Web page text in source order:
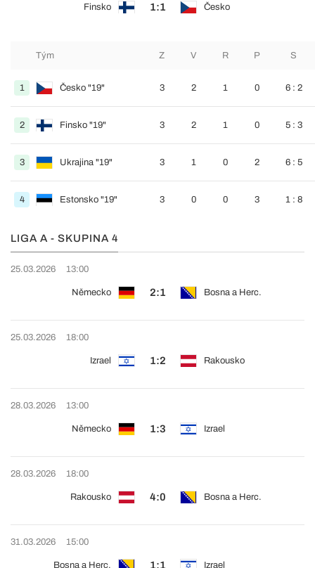
Finsko 1:1 Česko
Tým Z V R P S
1 Česko "19" 3 2 1 0 6 : 2
2 Finsko "19" 3 2 1 0 5 : 3
3 Ukrajina "19" 3 1 0 2 6 : 5
4 Estonsko "19" 3 0 0 3 1 : 8
LIGA A - SKUPINA 4
25.03.2026 13:00
Německo 2:1 Bosna a Herc.
25.03.2026 18:00
Izrael 1:2 Rakousko
28.03.2026 13:00
Německo 1:3 Izrael
28.03.2026 18:00
Rakousko 4:0 Bosna a Herc.
31.03.2026 15:00
Bosna a Herc. 1:1 Izrael